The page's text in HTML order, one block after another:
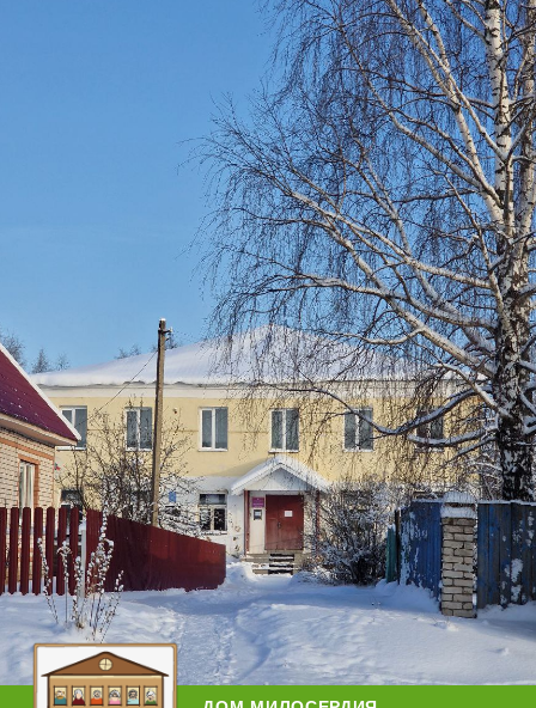
ДОМ МИЛОСЕРДИЯ
ИМЕНИ С.И. БИРЮКОВА
ПРИ ХРАМЕ РОЖДЕСТВА ХРИСТОВА
В СЕЛЕ ПРИСКОКОВО